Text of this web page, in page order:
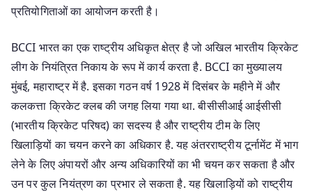
प्रतियोगिताओं का आयोजन करती है।
BCCI भारत का एक राष्ट्रीय अधिकृत क्षेत्र है जो अखिल भारतीय क्रिकेट
लीग के नियंत्रित निकाय के रूप में कार्य करता है. BCCI का मुख्यालय
मुंबई, महाराष्ट्र में है. इसका गठन वर्ष 1928 में दिसंबर के महीने में और
कलकत्ता क्रिकेट क्लब की जगह लिया गया था. बीसीसीआई आईसीसी
(भारतीय क्रिकेट परिषद) का सदस्य है और राष्ट्रीय टीम के लिए
खिलाड़ियों का चयन करने का अधिकार है. यह अंतरराष्ट्रीय टूर्नामेंट में भाग
लेने के लिए अंपायरों और अन्य अधिकारियों का भी चयन कर सकता है और
उन पर कुल नियंत्रण का प्रभार ले सकता है. यह खिलाड़ियों को राष्ट्रीय